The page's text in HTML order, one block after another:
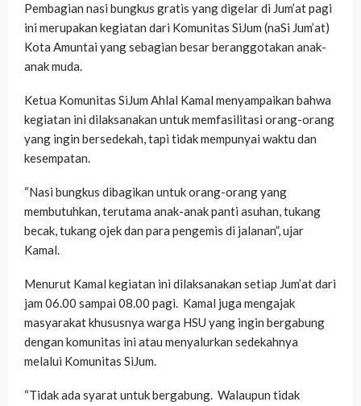
Pembagian nasi bungkus gratis yang digelar di Jum’at pagi
ini merupakan kegiatan dari Komunitas SiJum (naSi Jum’at)
Kota Amuntai yang sebagian besar beranggotakan anak-
anak muda.
Ketua Komunitas SiJum Ahlal Kamal menyampaikan bahwa
kegiatan ini dilaksanakan untuk memfasilitasi orang-orang
yang ingin bersedekah, tapi tidak mempunyai waktu dan
kesempatan.
“Nasi bungkus dibagikan untuk orang-orang yang
membutuhkan, terutama anak-anak panti asuhan, tukang
becak, tukang ojek dan para pengemis di jalanan”, ujar
Kamal.
Menurut Kamal kegiatan ini dilaksanakan setiap Jum’at dari
jam 06.00 sampai 08.00 pagi. Kamal juga mengajak
masyarakat khususnya warga HSU yang ingin bergabung
dengan komunitas ini atau menyalurkan sedekahnya
melalui Komunitas SiJum.
“Tidak ada syarat untuk bergabung. Walaupun tidak